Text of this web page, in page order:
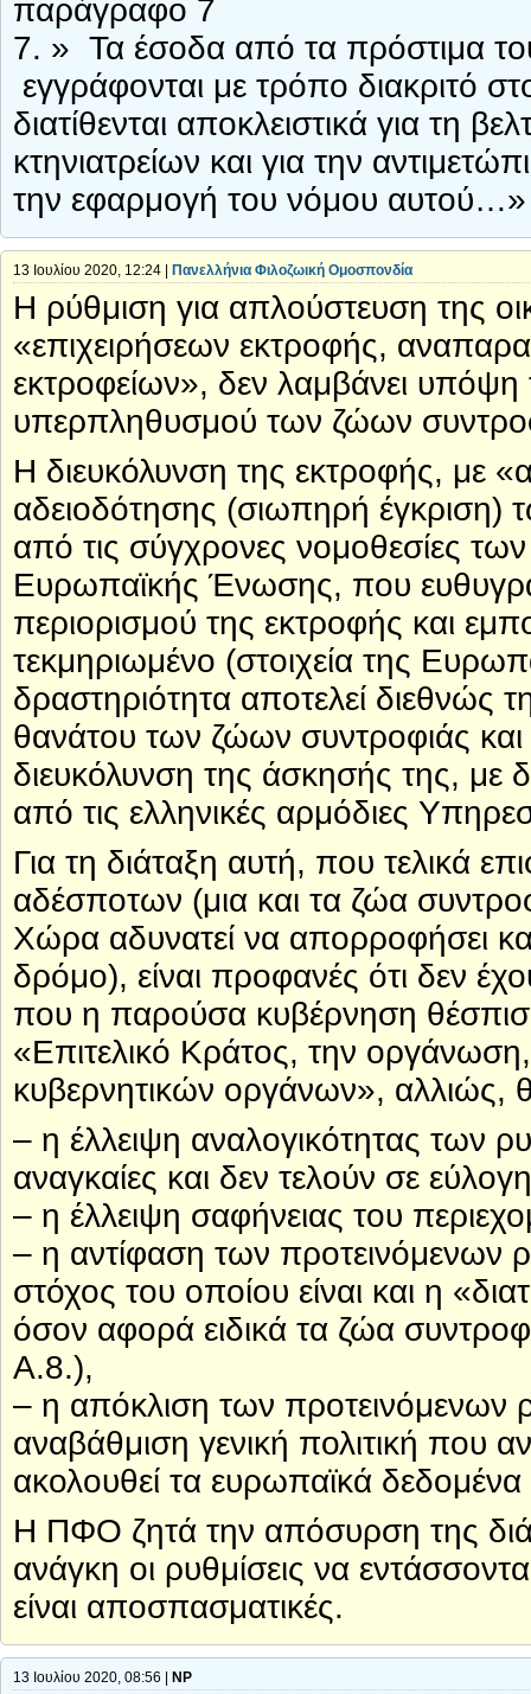
παράγραφο 7
7. » Τα έσοδα από τα πρόστιμα
εγγράφονται με τρόπο διακριτό
διατίθενται αποκλειστικά για τη
κτηνιατρείων και για την
την εφαρμογή του νόμου αυτού…»
13 Ιουλίου 2020, 12:24 | Πανελλήνια Φιλοζωική Ομοσπονδία
Η ρύθμιση για απλούστευση της
«επιχειρήσεων εκτροφής,
εκτροφείων», δεν λαμβάνει υπόψη
υπερπληθυσμού των ζώων
Η διευκόλυνση της εκτροφής, με
αδειοδότησης (σιωπηρή έγκριση)
από τις σύγχρονες νομοθεσίες
Ευρωπαϊκής Ένωσης, που
περιορισμού της εκτροφής και
τεκμηριωμένο (στοιχεία της
δραστηριότητα αποτελεί διεθνώς
θανάτου των ζώων συντροφιάς
διευκόλυνση της άσκησής της, με
από τις ελληνικές αρμόδιες
Για τη διάταξη αυτή, που τελικά
αδέσποτων (μια και τα ζώα
Χώρα αδυνατεί να απορροφήσει
δρόμο), είναι προφανές ότι δεν
που η παρούσα κυβέρνηση
«Επιτελικό Κράτος, την οργάνωση,
κυβερνητικών οργάνων», αλλιώς,
– η έλλειψη αναλογικότητας των
αναγκαίες και δεν τελούν σε
– η έλλειψη σαφήνειας του
– η αντίφαση των προτεινόμενων
στόχος του οποίου είναι και η
όσον αφορά ειδικά τα ζώα
Α.8.),
– η απόκλιση των
αναβάθμιση γενική πολιτική
ακολουθεί τα ευρωπαϊκά δεδομένα
Η ΠΦΟ ζητά την απόσυρση της
ανάγκη οι ρυθμίσεις να
είναι αποσπασματικές.
13 Ιουλίου 2020, 08:56 | ΝΡ